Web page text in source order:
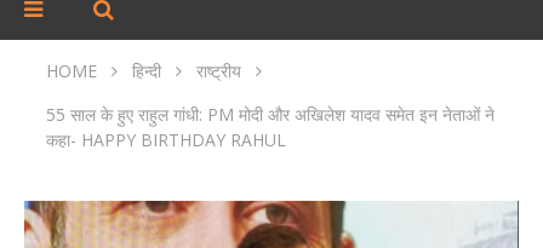
HOME हिन्दी
राष्ट्रीय
55 साल के हुए राहुल गांधी: PM मोदी और अखिलेश यादव समेत इन नेताओं ने
कहा- HAPPY BIRTHDAY RAHUL